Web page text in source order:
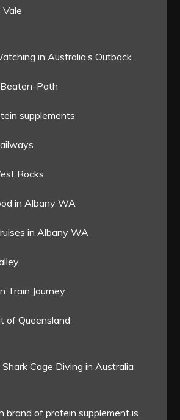
Vale
in Australia’s Outback
Path
supplements
Rocks
in Albany WA
in Albany WA
Train Journey
of Queensland
Cage Diving in Australia
brand of protein supplement is